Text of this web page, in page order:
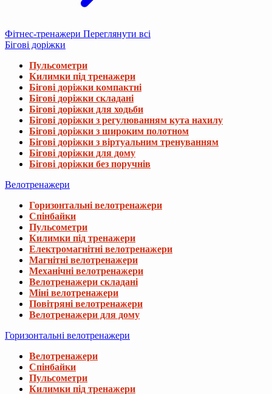
Фітнес-тренажери Переглянути всі
Бігові доріжки
Пульсометри
Килимки під тренажери
Бігові доріжки компактні
Бігові доріжки складані
Бігові доріжки для ходьби
Бігові доріжки з регулюванням кута нахилу
Бігові доріжки з широким полотном
Бігові доріжки з віртуальним тренуванням
Бігові доріжки для дому
Бігові доріжки без поручнів
Велотренажери
Горизонтальні велотренажери
Спінбайки
Пульсометри
Килимки під тренажери
Електромагнітні велотренажери
Магнітні велотренажери
Механічні велотренажери
Велотренажери складані
Міні велотренажери
Повітряні велотренажери
Велотренажери для дому
Горизонтальні велотренажери
Велотренажери
Спінбайки
Пульсометри
Килимки під тренажери